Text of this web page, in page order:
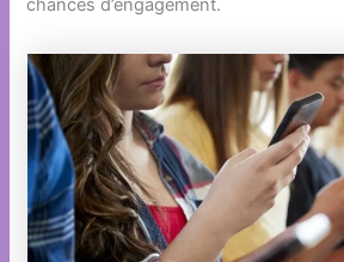
chances d’engagement.